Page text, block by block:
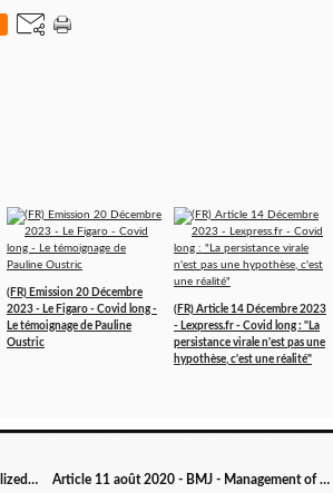
(FR) Emission 20 Décembre
2023 - Le Figaro - Covid long -
Le témoignage de Pauline
Oustric
(FR) Article 14 Décembre 2023
- Lexpress.fr - Covid long : "La
persistance virale n'est pas une
hypothèse, c'est une réalité"
Article 8 août 2020 -TheHill.com - Alyssa Milano hospitalized due to 'long hauler' symptoms of COVID-19 Article 11 août 2020 - BMJ - Management of post-acute covid-19 in primary care